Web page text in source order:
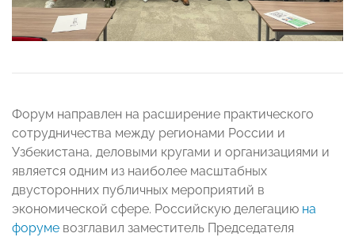
Форум направлен на расширение практического
сотрудничества между регионами России и
Узбекистана, деловыми кругами и организациями и
является одним из наиболее масштабных
двусторонних публичных мероприятий в
экономической сфере. Российскую делегацию на
форуме возглавил заместитель Председателя